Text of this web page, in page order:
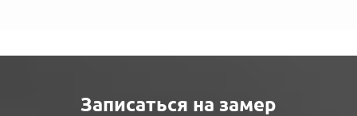
Записаться на замер